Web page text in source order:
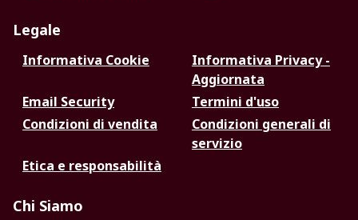
Legale
Informativa Cookie
Informativa Privacy -
Aggiornata
Email Security
Termini d'uso
Condizioni di vendita
Condizioni generali di
servizio
Etica e responsabilità
Chi Siamo